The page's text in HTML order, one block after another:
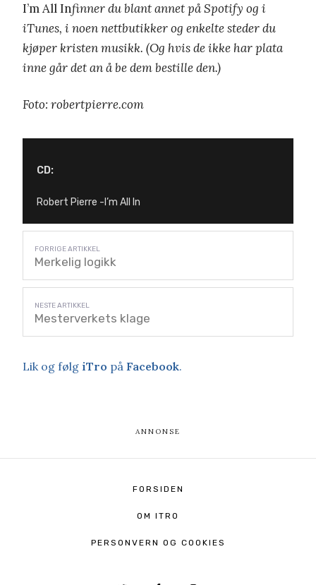
I’m All Infinner du blant annet på Spotify og i
iTunes, i noen nettbutikker og enkelte steder du
kjøper kristen musikk. (Og hvis de ikke har plata
inne går det an å be dem bestille den.)
Foto: robertpierre.com
CD:
Robert Pierre -I’m All In
Merkelig logikk
Mesterverkets klage
Lik og følg iTro på Facebook.
FORSIDEN
OM ITRO
PERSONVERN OG COOKIES